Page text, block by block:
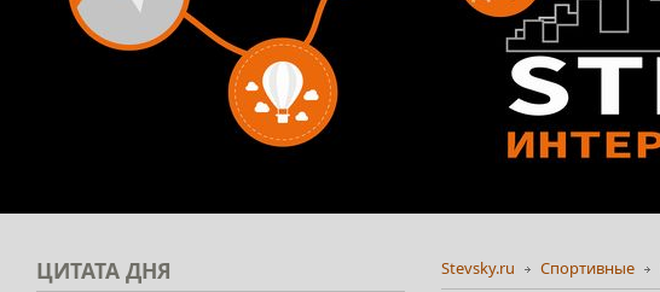
Stevsky.ru Спортивные
ЦИТАТА ДНЯ